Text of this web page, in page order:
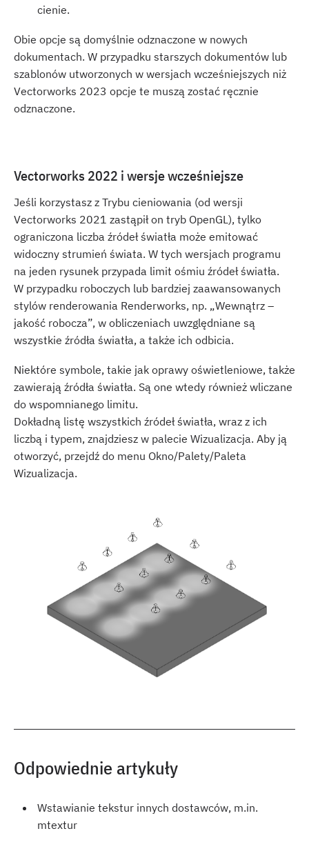
cienie.
Obie opcje są domyślnie odznaczone w nowych
dokumentach. W przypadku starszych dokumentów lub
szablonów utworzonych w wersjach wcześniejszych niż
Vectorworks 2023 opcje te muszą zostać ręcznie
odznaczone.
Vectorworks 2022 i wersje wcześniejsze
Jeśli korzystasz z Trybu cieniowania (od wersji
Vectorworks 2021 zastąpił on tryb OpenGL), tylko
ograniczona liczba źródeł światła może emitować
widoczny strumień świata. W tych wersjach programu
na jeden rysunek przypada limit ośmiu źródeł światła.
W przypadku roboczych lub bardziej zaawansowanych
stylów renderowania Renderworks, np. „Wewnątrz –
jakość robocza”, w obliczeniach uwzględniane są
wszystkie źródła światła, a także ich odbicia.
Niektóre symbole, takie jak oprawy oświetleniowe, także
zawierają źródła światła. Są one wtedy również wliczane
do wspomnianego limitu.
Dokładną listę wszystkich źródeł światła, wraz z ich
liczbą i typem, znajdziesz w palecie Wizualizacja. Aby ją
otworzyć, przejdź do menu Okno/Palety/Paleta
Wizualizacja.
Odpowiednie artykuły
Wstawianie tekstur innych dostawców, m.in.
mtextur